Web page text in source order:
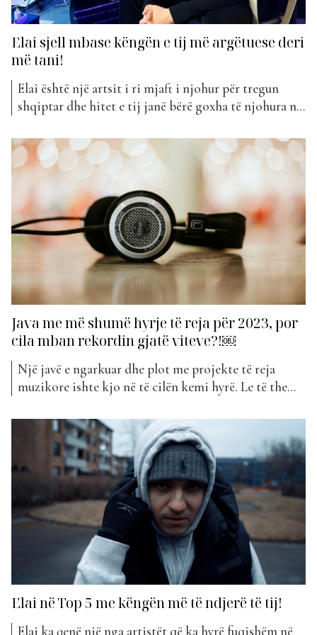
Elai sjell mbase këngën e tij më argëtuese deri
më tani!
Elai është një artsit i ri mjaft i njohur për tregun
shqiptar dhe hitet e tij janë bërë goxha të njohura në
Ai është ndër reperët që ka korrur shumë sukses me
projektet e tij muzikore. Këngët e Elait kanë gjetur
gjithmonë...
Java me më shumë hyrje të reja për 2023, por
cila mban rekordin gjatë viteve?!￼
Një javë e ngarkuar dhe plot me projekte të reja
muzikore ishte kjo në të cilën kemi hyrë. Le të themi
publikuar këngët e tyre. Deri më tani kjo është java
me më shumë hyrje të reja për vitin 2023. Këtë...
Elai në Top 5 me këngën më të ndjerë të tij!
Elai ka qenë një nga artistët që ka hyrë fuqishëm në